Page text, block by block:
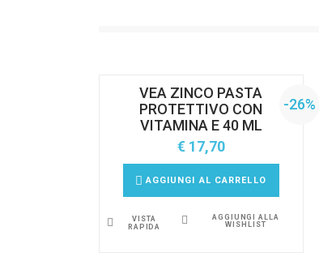
VEA ZINCO PASTA
PROTETTIVO CON
VITAMINA E 40 ML
€17,70
AGGIUNGI AL CARRELLO
VISTA
RAPIDA
AGGIUNGI ALLA
WISHLIST
-26%